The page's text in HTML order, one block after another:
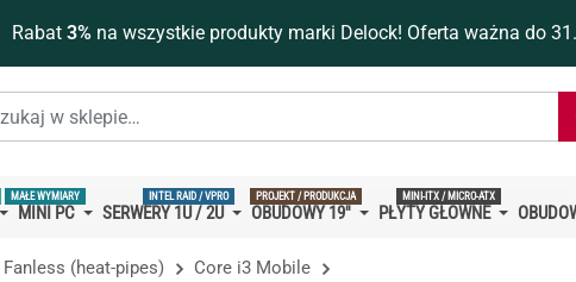
Rabat 3%na wszystkie produkty marki Delock! Oferta ważna do
MINI PC
MAŁE WYMIARY
SERWERY 1U / 2U
INTEL RAID / VPRO
OBUDOWY 19''
PROJEKT / PRODUKCJA
PŁYTY GŁÓWNE
MINI-ITX / MICRO-ATX
Fanless (heat-pipes)
Core i3 Mobile